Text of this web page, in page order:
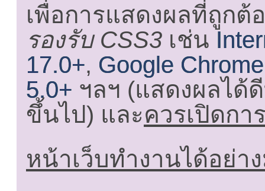
เพื่อการแสดงผลที่ถูกต้
รองรับ CSS3 เช่น
17.0+, Google
5.0+ ฯลฯ (แสดงผลได้
ขึ้นไป) และควรเปิดกา
หน้าเว็บทำงานได้อย่า